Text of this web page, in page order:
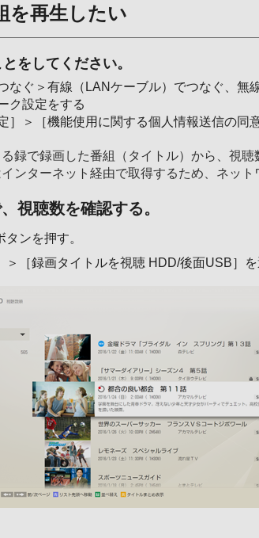
を再生したい
をしてください。
なぐ＞有線（LANケーブル）でつなぐ、無
ク設定をする
］＞［機能使用に関する個人情報送信の同
録で録画した番組（タイトル）から、視聴
ンターネット経由で取得するため、ネット
視聴数を確認する。
タンを押す。
＞［録画タイトルを視聴 HDD/後面USB］